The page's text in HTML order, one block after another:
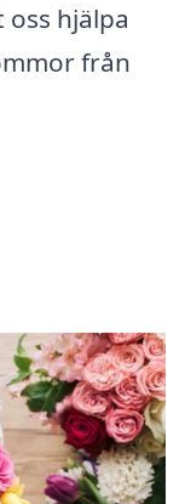
hjälpa
från